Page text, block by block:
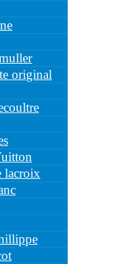
original
lacroix